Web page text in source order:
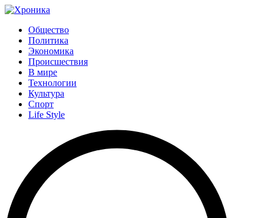
Общество
Политика
Экономика
Происшествия
В мире
Технологии
Культура
Спорт
Life Style